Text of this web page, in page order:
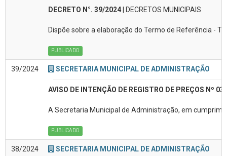
DECRETO N°. 39/2024| DECRETOS MUNICIPAIS
Dispõe sobre a elaboração do Termo de Referência -
PUBLICADO
39/2024 SECRETARIA MUNICIPAL DE ADMINISTRAÇÃO
AVISO DE INTENÇÃO DE REGISTRO DE PREÇOS Nº
A Secretaria Municipal de Administração, em
PUBLICADO
38/2024 SECRETARIA MUNICIPAL DE ADMINISTRAÇÃO